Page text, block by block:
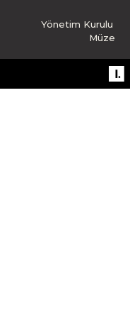
Yönetim Kurulu
Müze